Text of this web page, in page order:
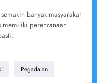
banyak masyarakat
perencanaan
Pegadaian